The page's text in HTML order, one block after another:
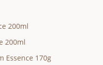
200ml
200ml
Essence 170g